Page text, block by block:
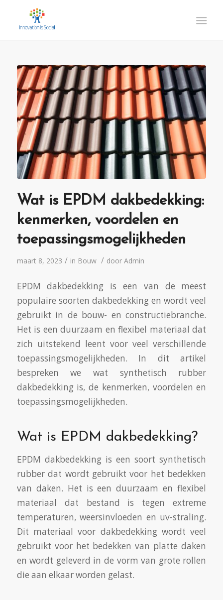
Wat is EPDM dakbedekking:
kenmerken, voordelen en
toepassingsmogelijkheden
maart 8, 2023 / in Bouw / door Admin
EPDM dakbedekking is een van de meest
populaire soorten dakbedekking en wordt veel
gebruikt in de bouw- en constructiebranche.
Het is een duurzaam en flexibel materiaal dat
zich uitstekend leent voor veel verschillende
toepassingsmogelijkheden. In dit artikel
bespreken we wat synthetisch rubber
dakbedekking is, de kenmerken, voordelen en
toepassingsmogelijkheden.
Wat is EPDM dakbedekking?
EPDM dakbedekking is een soort synthetisch
rubber dat wordt gebruikt voor het bedekken
van daken. Het is een duurzaam en flexibel
materiaal dat bestand is tegen extreme
temperaturen, weersinvloeden en uv-straling.
Dit materiaal voor dakbedekking wordt veel
gebruikt voor het bedekken van platte daken
en wordt geleverd in de vorm van grote rollen
die aan elkaar worden gelast.